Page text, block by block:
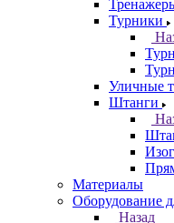
Турники
Уличные
Штанги
Материалы
Оборудование
Назад